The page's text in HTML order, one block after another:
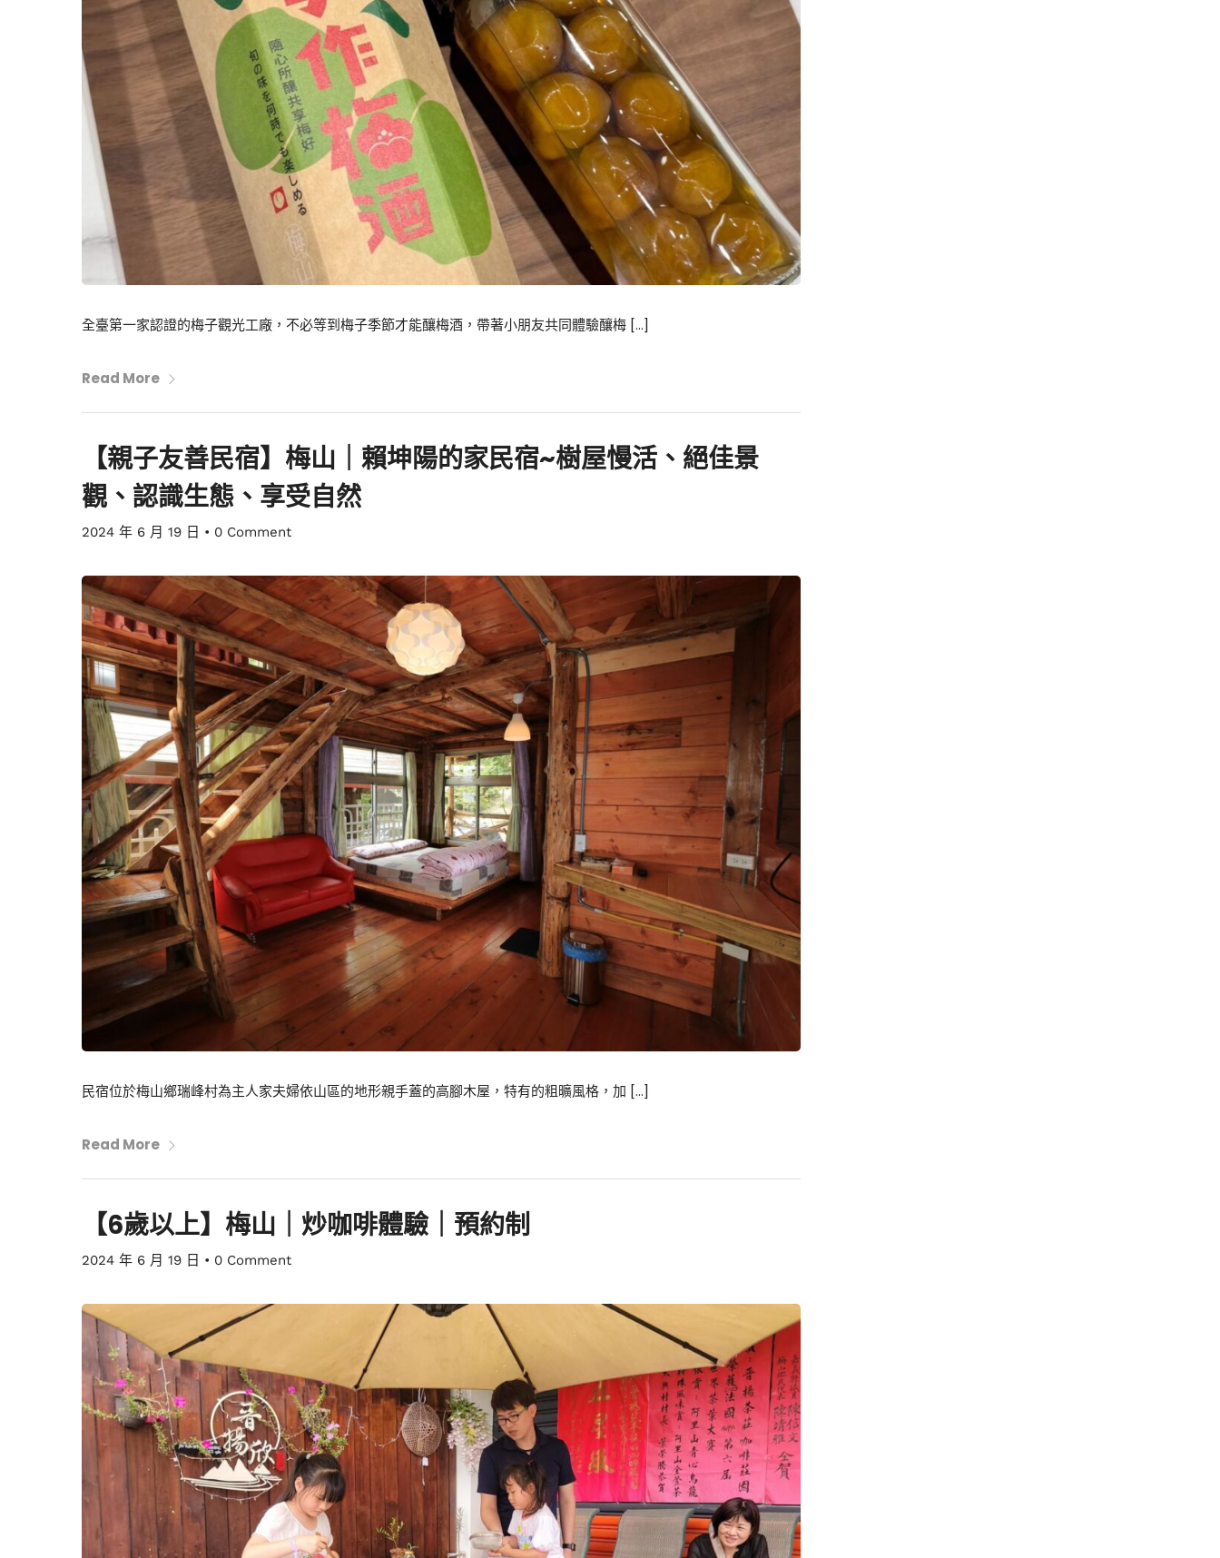
全臺第一家認證的梅子觀光工廠，不必等到梅子季節才能釀梅酒，帶著小朋友共同體驗釀梅 […]
Read More
【親子友善民宿】梅山｜賴坤陽的家民宿~樹屋慢活、絕佳景
觀、認識生態、享受自然
2024 年 6 月 19 日 • 0 Comment
民宿位於梅山鄉瑞峰村為主人家夫婦依山區的地形親手蓋的高腳木屋，特有的粗曠風格，加 […]
Read More
【6歲以上】梅山｜炒咖啡體驗｜預約制
2024 年 6 月 19 日 • 0 Comment